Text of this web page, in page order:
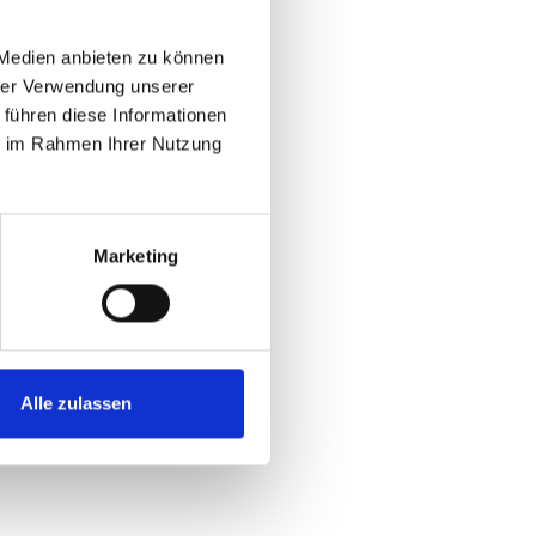
anbieten zu können
Verwendung unserer
diese Informationen
Rahmen Ihrer Nutzung
Marketing
Alle zulassen
anbringbaren Ärmel
und Unterarme aus
der linken Brust;8 cm